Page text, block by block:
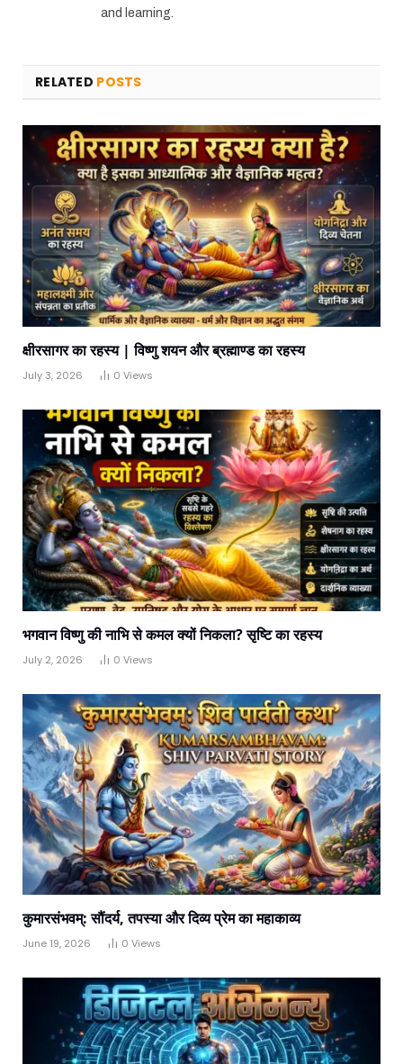
and learning.
RELATED POSTS
क्षीरसागर का रहस्य | विष्णु शयन और ब्रह्माण्ड का रहस्य
July 3, 2026 0 Views
भगवान विष्णु की नाभि से कमल क्यों निकला? सृष्टि का रहस्य
July 2, 2026 0 Views
कुमारसंभवम्: सौंदर्य, तपस्या और दिव्य प्रेम का महाकाव्य
June 19, 2026 0 Views